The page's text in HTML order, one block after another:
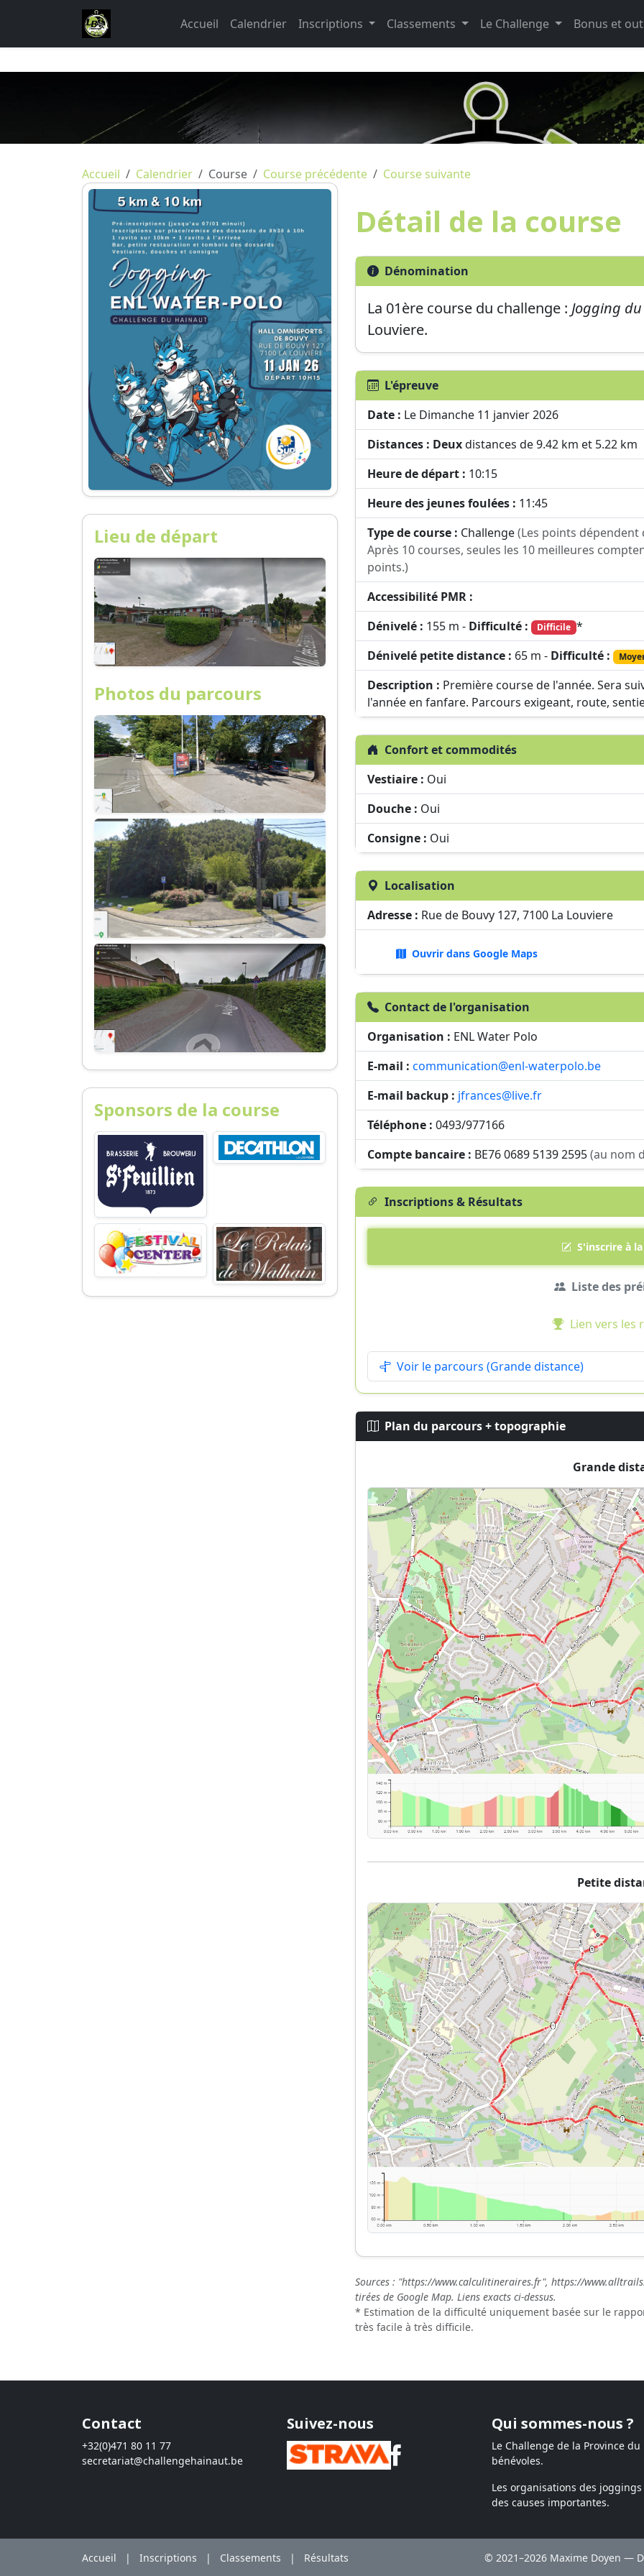
Accueil Calendrier Inscriptions Classements Le Challenge Bonus et
Accueil Calendrier Course Course précédente Course suivante
Lieu de départ
Photos du parcours
Sponsors de la course
Détail de la course
Dénomination
La 01ère course du challenge : Jogging
Louviere.
L'épreuve
Date : Le Dimanche 11 janvier 2026
Distances : Deuxdistances de 9.42 km et 5.22 km
Heure de départ : 10:15
Heure des jeunes foulées : 11:45
Type de course : Challenge(Les points
Après 10 courses, seules les 10 meilleures
points.)
Accessibilité PMR :
Dénivelé : 155 m - Difficulté : Difficile *
Dénivelé petite distance : 65 m - Difficulté :
Description : Première course de l'année. Sera
l'année en fanfare. Parcours exigeant, route,
Confort et commodités
Vestiaire : Oui
Douche : Oui
Consigne : Oui
Localisation
Adresse : Rue de Bouvy 127, 7100 La Louviere
Ouvrir dans Google Maps
Contact de l'organisation
Organisation : ENL Water Polo
E-mail : communication@enl-waterpolo.be
E-mail backup : jfrances@live.fr
Téléphone : 0493/977166
Compte bancaire : BE76 0689 5139 2595(au nom
Inscriptions & Résultats
S'inscrire à
Liste des
Lien vers les
Voir le parcours (Grande distance)
Plan du parcours + topographie
Grande
Petite
Sources : "https://www.calculitineraires.fr", https://
tirées de Google Map. Liens exacts ci-dessus.
* Estimation de la difficulté uniquement basée sur le
très facile à très difficile.
Contact
+32(0)471 80 11 77
secretariat@challengehainaut.be
Suivez-nous Qui sommes-nous ?
Le Challenge de la Province
bénévoles.
Les organisations des
des causes importantes.
Accueil | Inscriptions | Classements | Résultats © 2021–2026 Maxime Doyen —